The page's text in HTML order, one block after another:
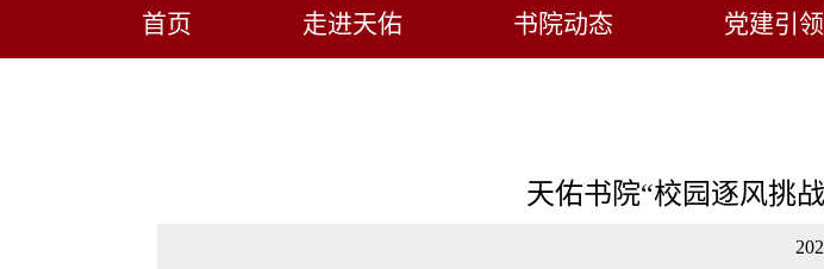
首页 走进天佑 书院动态 党建引领
天佑书院“校园逐风挑